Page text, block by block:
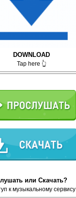
DOWNLOAD
Tap here 👆
или Скачать?
к музыкальному сервису